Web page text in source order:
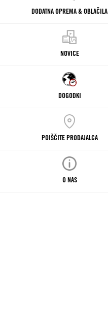
DODATNA OPREMA & OBLAČILA
NOVICE
DOGODKI
POIŠČITE PRODAJALCA
O NAS